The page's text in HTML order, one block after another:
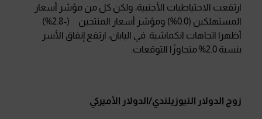
ارتفعت الاحتياطيات الأجنبية، ولكن كل من مؤشر أسعار
المستهلكين (0.0%) ومؤشر أسعار المنتجين (-2.8%)
أظهرا اتجاهات انكماشية. في اليابان، ارتفع إنفاق الأسر
بنسبة 2.0% متجاوزًا التوقعات.
زوج الدولار النيوزيلندي/الدولار الأميركي